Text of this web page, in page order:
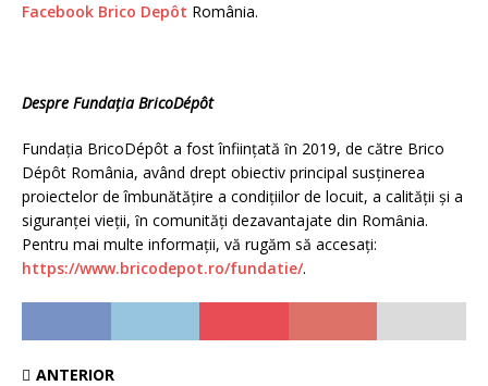
Facebook Brico Depôt România.
Despre Fundaţia BricoDépôt
Fundaţia BricoDépôt a fost înființată ȋn 2019, de către Brico
Dépôt România, având drept obiectiv principal susținerea
proiectelor de îmbunătăţire a condiţiilor de locuit, a calităţii şi a
siguranţei vieţii, ȋn comunități dezavantajate din Romȃnia.
Pentru mai multe informații, vă rugăm să accesați:
https://www.bricodepot.ro/fundatie/.
ANTERIOR